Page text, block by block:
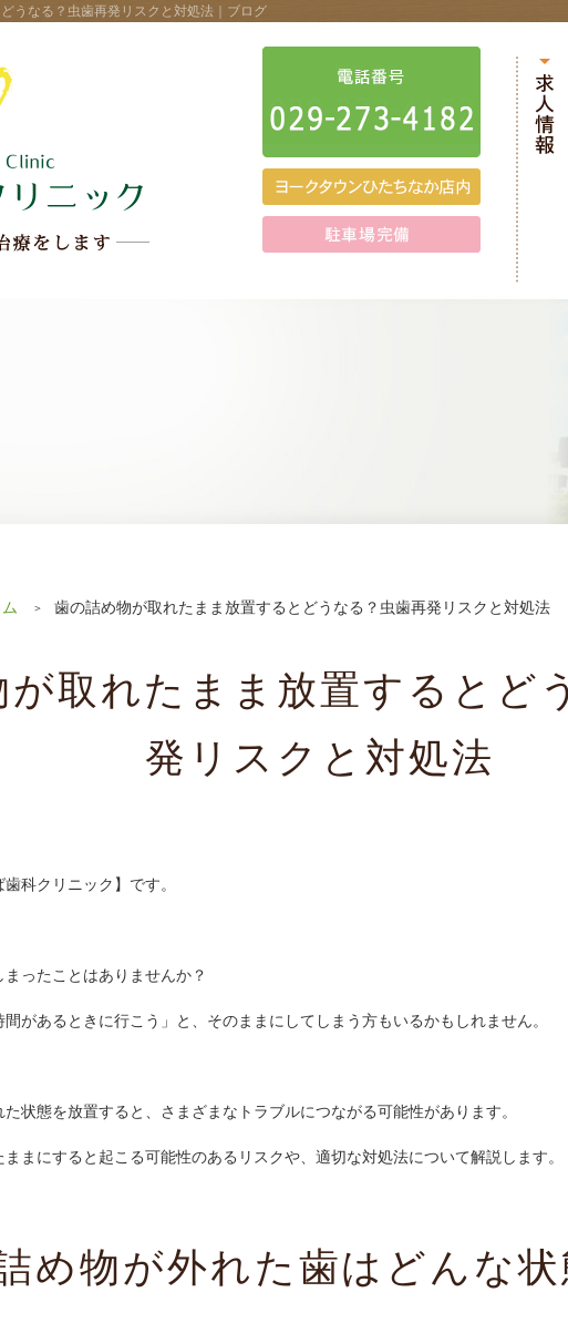
うなる？虫歯再発リスクと対処法｜ブログ
歯の詰め物が取れたまま放置するとどうなる？虫歯再発リスクと対処法
が取れたまま放置するとど
発リスクと対処法
科クリニック】です。
ったことはありませんか？
間があるときに行こう」と、そのままにしてしまう方もいるかもしれません。
状態を放置すると、さまざまなトラブルにつながる可能性があります。
まにすると起こる可能性のあるリスクや、適切な対処法について解説します。
め物が外れた歯はどんな